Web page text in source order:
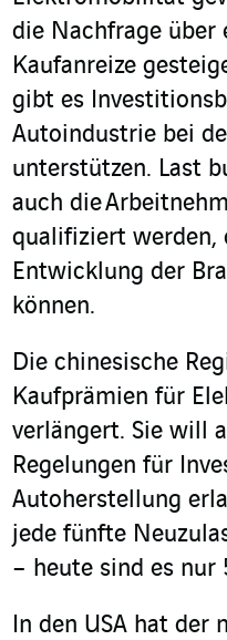
die Nachfrage über
Kaufanreize
gibt es
Autoindustrie bei
unterstützen. Last
auch die
qualifiziert
Entwicklung der
können.
Die chinesische
Kaufprämien für
verlängert. Sie will
Regelungen für
Autoherstellung
jede fünfte
– heute sind es nur
In den USA hat der